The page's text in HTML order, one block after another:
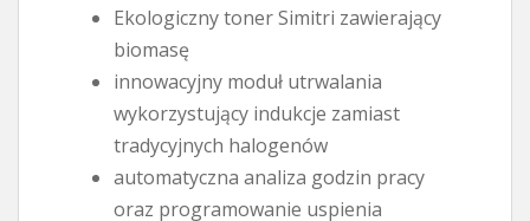
Ekologiczny toner Simitri zawierający
biomasę
innowacyjny moduł utrwalania
wykorzystujący indukcje zamiast
tradycyjnych halogenów
automatyczna analiza godzin pracy
oraz programowanie uspienia